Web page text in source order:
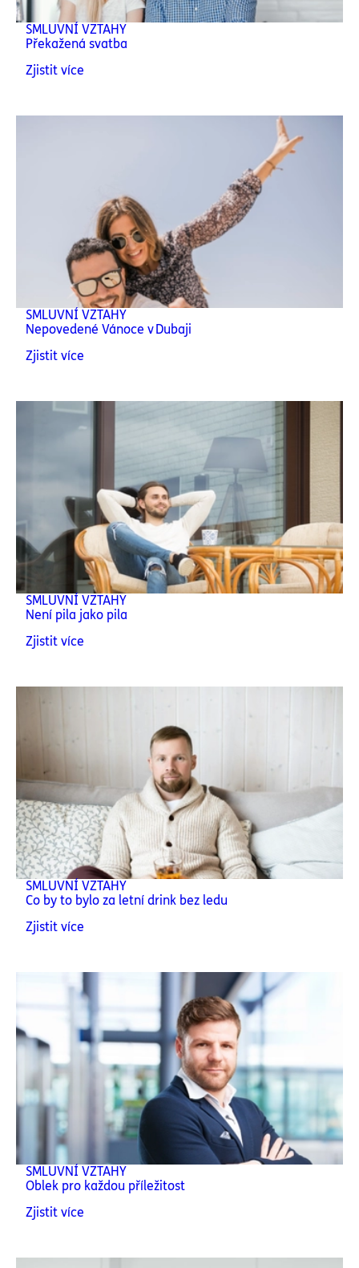
SMLUVNÍ VZTAHY
Překažená svatba
Zjistit více
SMLUVNÍ VZTAHY
Nepovedené Vánoce v Dubaji
Zjistit více
SMLUVNÍ VZTAHY
Není pila jako pila
Zjistit více
SMLUVNÍ VZTAHY
Co by to bylo za letní drink bez ledu
Zjistit více
SMLUVNÍ VZTAHY
Oblek pro každou příležitost
Zjistit více